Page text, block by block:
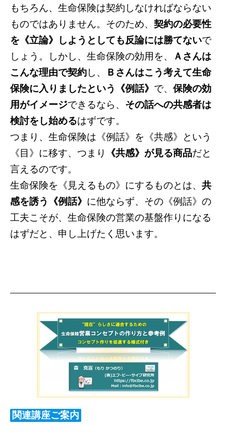
もちろん、生命保険は契約しなければならない
ものではありません。そのため、 契約の必要性
を《立論》しようとしても反論には勝てないで
しょう。しかし、生命保険の効用を、
Ａさんは
こんな理由で契約し、
Ｂさんはこう考えて生命
保険に入りましたという《例話》 で、 保険の効
用がイメージできるなら、 その話への共感者は
検討をし始めるはずです。
つまり、生命保険は《例話》を《共感》という
《目》に移す、つまり
《共感》が見る商品だと
言えるのです。
生命保険を《見えるもの》にするものとは、 共
感を誘う《例話》 に他ならず、その《例話》の
工夫こそが、生命保険の営業の基盤作りになる
はずだと、申し上げたく思います。
関連講座ご案内